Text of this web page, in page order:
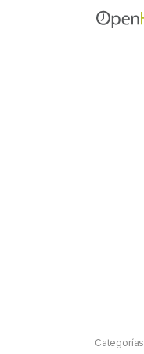
Categorías